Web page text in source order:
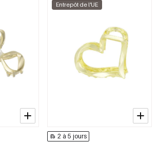
Entrepôt de l'UE
2 à 5 jours